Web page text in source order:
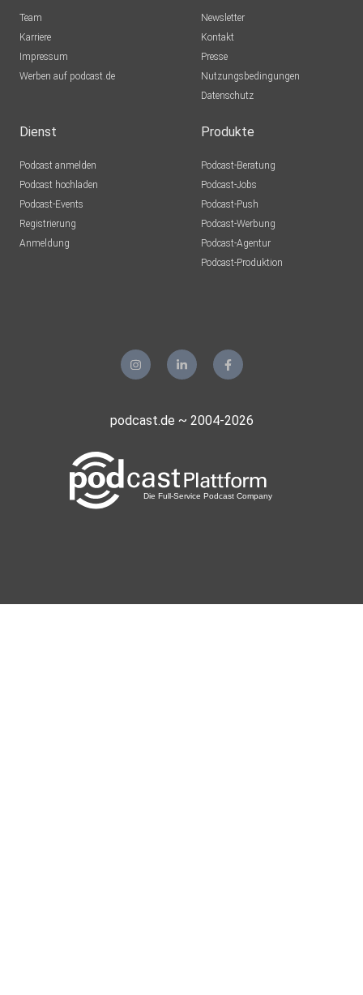
Team
Karriere
Impressum
Werben auf podcast.de
Newsletter
Kontakt
Presse
Nutzungsbedingungen
Datenschutz
Dienst
Podcast anmelden
Podcast hochladen
Podcast-Events
Registrierung
Anmeldung
Produkte
Podcast-Beratung
Podcast-Jobs
Podcast-Push
Podcast-Werbung
Podcast-Agentur
Podcast-Produktion
podcast.de ~ 2004-2026